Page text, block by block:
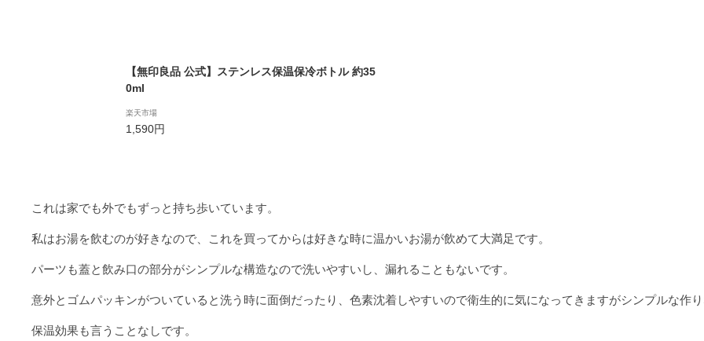
【無印良品 公式】ステンレス保温保冷ボトル 約35
0ml
楽天市場
1,590円
これは家でも外でもずっと持ち歩いています。
私はお湯を飲むのが好きなので、これを買ってからは好きな時に温かいお湯が飲めて大満足です。
パーツも蓋と飲み口の部分がシンプルな構造なので洗いやすいし、漏れることもないです。
意外とゴムパッキンがついていると洗う時に面倒だったり、色素沈着しやすいので衛生的に気になってきますがシンプルな作
保温効果も言うことなしです。